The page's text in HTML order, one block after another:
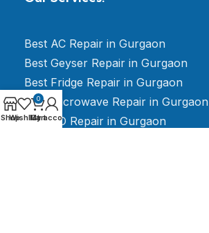
Best AC Repair in Gurgaon
Best Geyser Repair in Gurgaon
Best Fridge Repair in Gurgaon
Best Microwave Repair in Gurgaon
Best RO Repair in Gurgaon
Shop
Wishlist
0
Cart
My account